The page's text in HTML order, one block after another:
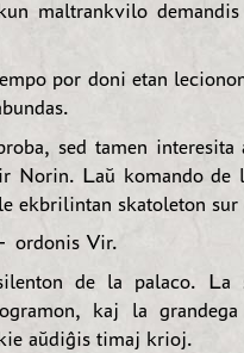
maltrankvilo
por doni etan
sed tamen
Norin. Laŭ komando de
ekbrilintan skatoleton
ordonis Vir.
de la palaco. La
kaj la
aŭdiĝis timaj krioj.